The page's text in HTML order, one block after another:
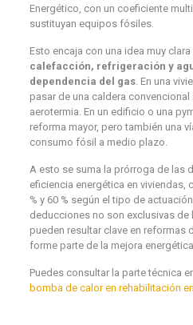
Energético, con un coeficiente
sustituyan equipos fósiles.
Esto encaja con una idea muy
calefacción, refrigeración y
dependencia del gas. En una
pasar de una caldera
aerotermia. En un edificio o una
reforma mayor, pero también una
consumo fósil a medio plazo.
A esto se suma la prórroga de las
eficiencia energética en viviendas,
% y 60 % según el tipo de
deducciones no son exclusivas de
pueden resultar clave en
forme parte de la mejora energética.
Puedes consultar la parte técnica
bomba de calor en rehabilitación